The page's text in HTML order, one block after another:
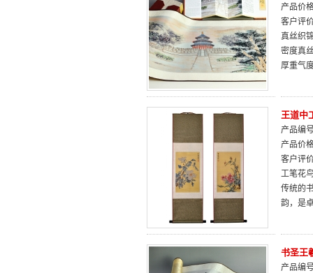
产品价
客户评
真丝织
密度真
厚重气
王道中
产品编
产品价
客户评
工笔花
传统的
韵，是
书圣王
产品编